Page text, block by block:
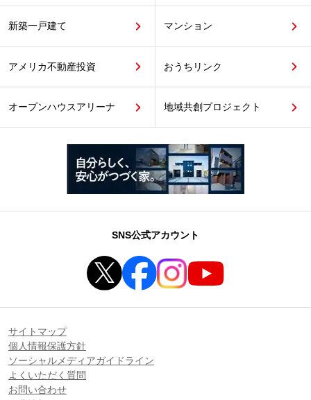
新築一戸建て マンション
アメリカ不動産投資 おうちリンク
オープンハウスアリーナ 地域共創プロジェクト
SNS公式アカウント
サイトマップ
個人情報保護方針
ソーシャルメディアガイドライン
よくいただく質問
お問い合わせ